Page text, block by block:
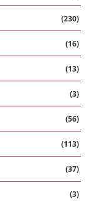
(230)
(16)
(13)
(3)
(56)
(113)
(37)
(3)